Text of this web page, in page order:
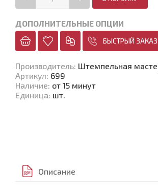
ДОПОЛНИТЕЛЬНЫЕ ОПЦИИ
БЫСТРЫЙ ЗАКАЗ
Производитель: Штемпельная
Артикул: 699
Наличие: от 15 минут
Единица: шт.
Описание